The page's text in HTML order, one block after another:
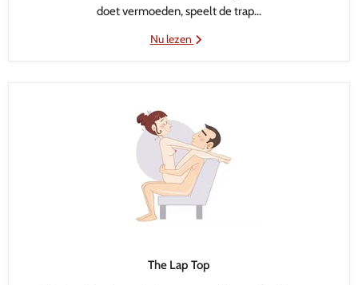
doet vermoeden, speelt de trap...
Nu lezen
The Lap Top